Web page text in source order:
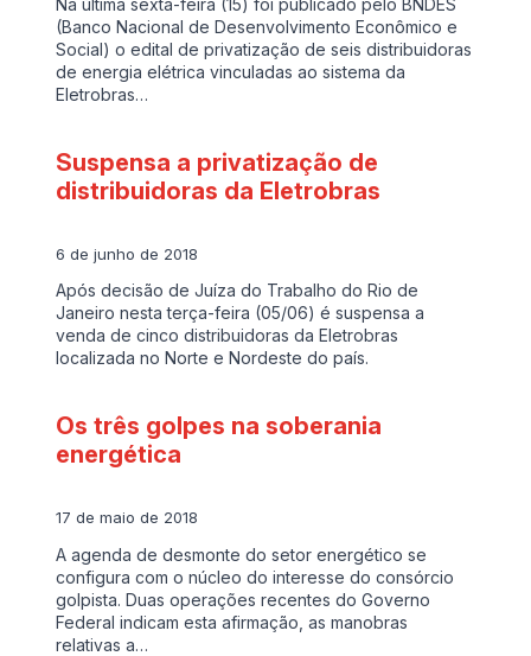
Na última sexta-feira (15) foi publicado pelo BNDES
(Banco Nacional de Desenvolvimento Econômico e
Social) o edital de privatização de seis distribuidoras
de energia elétrica vinculadas ao sistema da
Eletrobras…
Suspensa a privatização de
distribuidoras da Eletrobras
6 de junho de 2018
Após decisão de Juíza do Trabalho do Rio de
Janeiro nesta terça-feira (05/06) é suspensa a
venda de cinco distribuidoras da Eletrobras
localizada no Norte e Nordeste do país.
Os três golpes na soberania
energética
17 de maio de 2018
A agenda de desmonte do setor energético se
configura com o núcleo do interesse do consórcio
golpista. Duas operações recentes do Governo
Federal indicam esta afirmação, as manobras
relativas a…